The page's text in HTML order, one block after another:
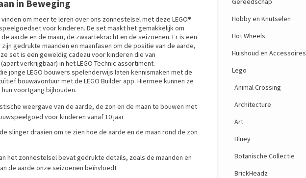
in Beweging
om meer te leren over ons zonnestelsel met deze LEGO®
voor kinderen. De set maakt het gemakkelijk om
aarde en de maan, de zwaartekracht en de seizoenen. Er is een
gedrukte maanden en maanfasen om de positie van de aarde,
set is een geweldig cadeau voor kinderen die van
verkrijgbaar) in het LEGO Technic assortiment.
jonge LEGO bouwers spelenderwijs laten kennismaken met de
bouwavontuur met de LEGO Builder app. Hiermee kunnen ze
voortgang bijhouden.
weergave van de aarde, de zon en de maan te bouwen met
voor kinderen vanaf 10 jaar
slinger draaien om te zien hoe de aarde en de maan rond de zon
het zonnestelsel bevat gedrukte details, zoals de maanden en
de aarde onze seizoenen beïnvloedt
Hobby en Knutselen
Hot Wheels
Huishoud en Accessoires
Lego
Animal Crossing
Architecture
Art
Bluey
Botanische Collectie
BrickHeadz